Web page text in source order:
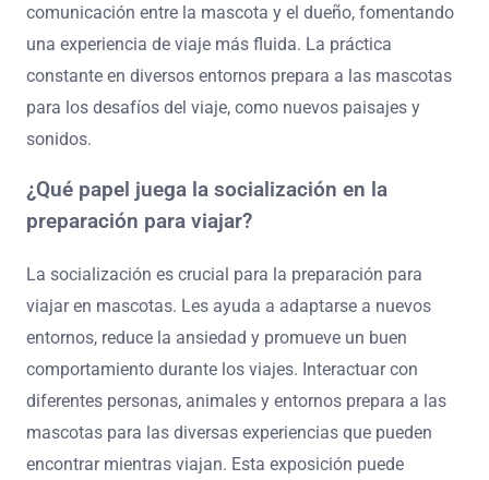
comunicación entre la mascota y el dueño, fomentando
una experiencia de viaje más fluida. La práctica
constante en diversos entornos prepara a las mascotas
para los desafíos del viaje, como nuevos paisajes y
sonidos.
¿Qué papel juega la socialización en la
preparación para viajar?
La socialización es crucial para la preparación para
viajar en mascotas. Les ayuda a adaptarse a nuevos
entornos, reduce la ansiedad y promueve un buen
comportamiento durante los viajes. Interactuar con
diferentes personas, animales y entornos prepara a las
mascotas para las diversas experiencias que pueden
encontrar mientras viajan. Esta exposición puede